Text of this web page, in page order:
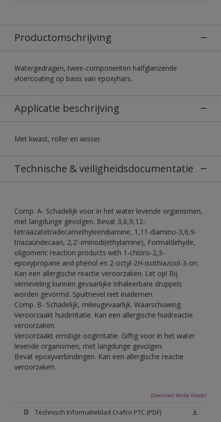
Productomschrijving
Watergedragen, twee-componenten halfglanzende
vloercoating op basis van epoxyhars.
Applicatie beschrijving
Met kwast, roller en wisser.
Technische & veiligheidsdocumentatie
Comp. A- Schadelijk voor in het water levende organismen,
met langdurige gevolgen. Bevat 3,6,9,12-
tetraazatetradecamethyleendiamine, 1,11-diamino-3,6,9-
triazaündecaan, 2,2'-iminodi(ethylamine), Formaldehyde,
oligomeric reaction products with 1-chloro-2,3-
epoxypropane and phenol en 2-octyl-2H-isothiazool-3-on.
Kan een allergische reactie veroorzaken. Let op! Bij
verneveling kunnen gevaarlijke inhaleerbare druppels
worden gevormd. Spuitnevel niet inademen.
Comp. B- Schadelijk, milieugevaarlijk. Waarschuwing.
Veroorzaakt huidirritatie. Kan een allergische huidreactie
veroorzaken.
Veroorzaakt ernstige oogirritatie. Giftig voor in het water
levende organismen, met langdurige gevolgen.
Bevat epoxyverbindingen. Kan een allergische reactie
veroorzaken.
Download Adobe Reader
Technisch Informatieblad Crafco PTC (PDF)